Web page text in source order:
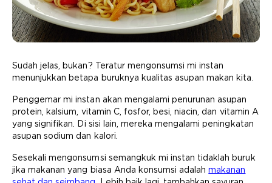
Sudah jelas, bukan? Teratur mengonsumsi mi instan
menunjukkan betapa buruknya kualitas asupan makan kita.
Penggemar mi instan akan mengalami penurunan asupan
protein, kalsium, vitamin C, fosfor, besi, niacin, dan vitamin A
yang signifikan. Di sisi lain, mereka mengalami peningkatan
asupan sodium dan kalori.
Sesekali mengonsumsi semangkuk mi instan tidaklah buruk
jika makanan yang biasa Anda konsumsi adalahmakanan